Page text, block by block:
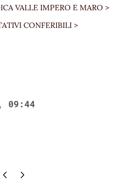
VALLE IMPERO E MARO >
CONFERIBILI >
09:44
Pagina successiva